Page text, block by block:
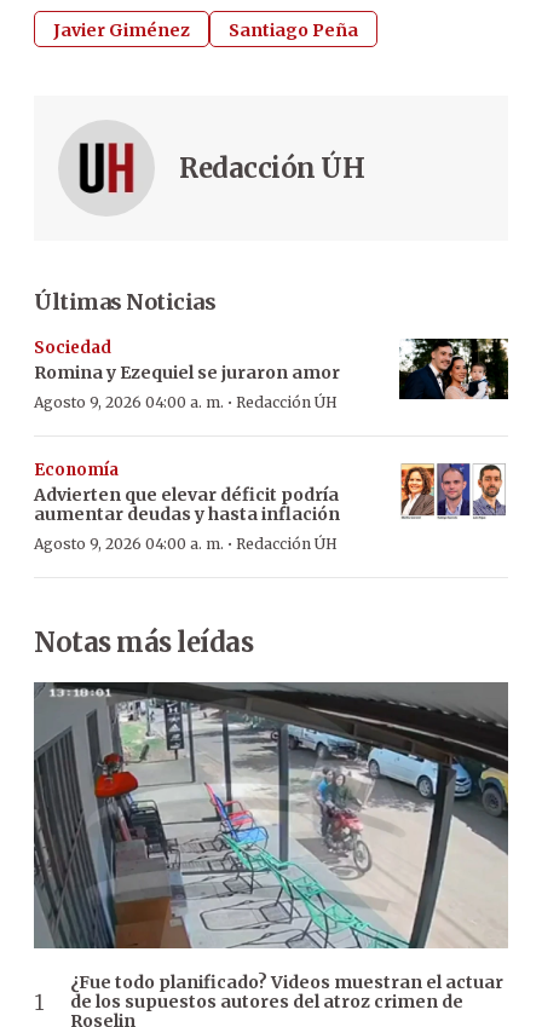
Javier Giménez Santiago Peña
Redacción ÚH
Últimas Noticias
Sociedad
Romina y Ezequiel se juraron amor
Agosto 9, 2026 04:00 a. m. · Redacción ÚH
Economía
Advierten que elevar déficit podría
aumentar deudas y hasta inflación
Agosto 9, 2026 04:00 a. m. · Redacción ÚH
Notas más leídas
¿Fue todo planificado? Videos muestran el actuar
de los supuestos autores del atroz crimen de
Roselin